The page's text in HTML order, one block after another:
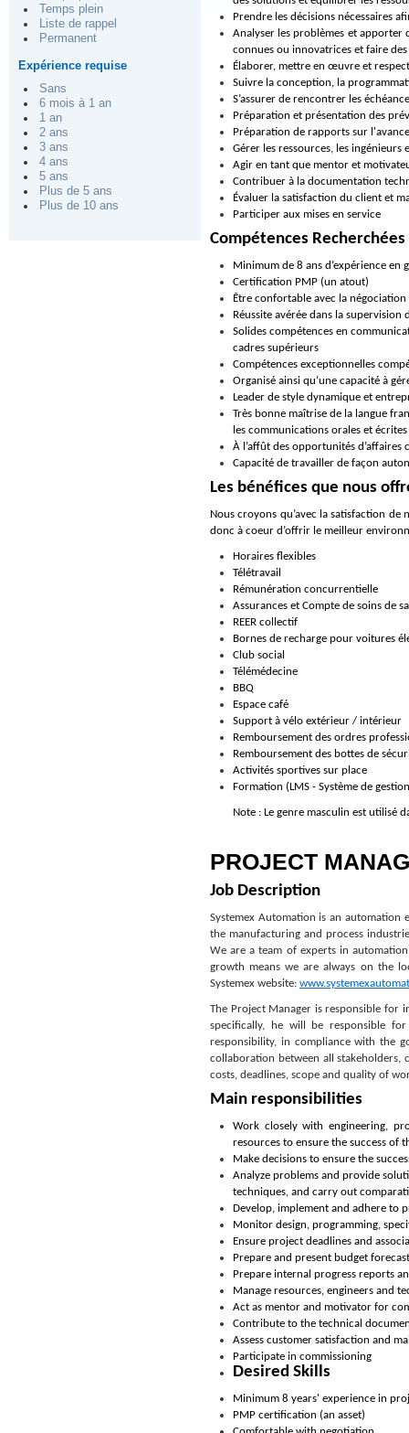
Temps plein
Liste de rappel
Permanent
Expérience requise
Sans
6 mois à 1 an
1 an
2 ans
3 ans
4 ans
5 ans
Plus de 5 ans
Plus de 10 ans
Prendre les décisions nécessaires
Analyser les problèmes et apporter
connues ou innovatrices et faire
Élaborer, mettre en œuvre et
Suivre la conception, la
S’assurer de rencontrer les
Préparation et présentation des
Préparation de rapports sur
Gérer les ressources, les
Agir en tant que mentor et
Contribuer à la documentation
Évaluer la satisfaction du client et
Participer aux mises en service
Compétences Recherchées
Minimum de 8 ans d’expérience en
Certification PMP (un atout)
Être confortable avec la négociation
Réussite avérée dans la
Solides compétences en
cadres supérieurs
Compétences exceptionnelles
Organisé ainsi qu’une capacité à
Leader de style dynamique et
Très bonne maîtrise de la langue
les communications orales et écrites
À l’affût des opportunités d’affaires
Capacité de travailler de façon
Les bénéfices que nous
Nous croyons qu’avec la satisfaction
donc à coeur d’offrir le meilleur
Horaires flexibles
Télétravail
Rémunération concurrentielle
Assurances et Compte de soins de
REER collectif
Bornes de recharge pour voitures
Club social
Télémédecine
BBQ
Espace café
Support à vélo extérieur / intérieur
Remboursement des ordres
Remboursement des bottes de
Activités sportives sur place
Formation (LMS - Système de
Note : Le genre masculin est utilisé
PROJECT
Job Description
Systemex Automation is an
the manufacturing and process
We are a team of experts in
growth means we are always on the
Systemex website:
The Project Manager is responsible for
specifically, he will be responsible
responsibility, in compliance with the
collaboration between all stakeholders,
costs, deadlines, scope and quality of
Main responsibilities
Work closely with engineering,
resources to ensure the success of
Make decisions to ensure the
Analyze problems and provide
techniques, and carry out
Develop, implement and adhere to
Monitor design, programming,
Ensure project deadlines and
Prepare and present budget
Prepare internal progress reports
Manage resources, engineers and
Act as mentor and motivator for
Contribute to the technical
Assess customer satisfaction and
Participate in commissioning
Desired Skills
Minimum 8 years' experience in
PMP certification (an asset)